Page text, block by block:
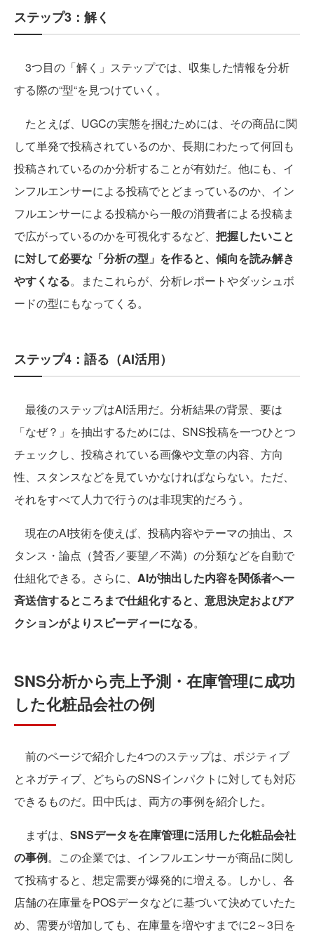
ステップ3：解く
3つ目の「解く」ステップでは、収集した情報を分析
する際の“型“を見つけていく。
たとえば、UGCの実態を掴むためには、その商品に関
して単発で投稿されているのか、長期にわたって何回も
投稿されているのか分析することが有効だ。他にも、イ
ンフルエンサーによる投稿でとどまっているのか、イン
フルエンサーによる投稿から一般の消費者による投稿ま
で広がっているのかを可視化するなど、 把握したいこと
に対して必要な「分析の型」を作ると、傾向を読み解き
やすくなる。またこれらが、分析レポートやダッシュボ
ードの型にもなってくる。
ステップ4：語る（AI活用）
最後のステップはAI活用だ。分析結果の背景、要は
「なぜ？」を抽出するためには、SNS投稿を一つひとつ
チェックし、投稿されている画像や文章の内容、方向
性、スタンスなどを見ていかなければならない。ただ、
それをすべて人力で行うのは非現実的だろう。
現在のAI技術を使えば、投稿内容やテーマの抽出、ス
タンス・論点（賛否／要望／不満）の分類などを自動で
仕組化できる。さらに、 AIが抽出した内容を関係者へ一
斉送信するところまで仕組化すると、意思決定およびア
クションがよりスピーディーになる。
SNS分析から売上予測・在庫管理に成功
した化粧品会社の例
前のページで紹介した4つのステップは、ポジティブ
とネガティブ、どちらのSNSインパクトに対しても対応
できるものだ。田中氏は、両方の事例を紹介した。
まずは、 SNSデータを在庫管理に活用した化粧品会社
の事例。この企業では、インフルエンサーが商品に関し
て投稿すると、想定需要が爆発的に増える。しかし、各
店舗の在庫量をPOSデータなどに基づいて決めていたた
め、需要が増加しても、在庫量を増やすまでに2～3日を